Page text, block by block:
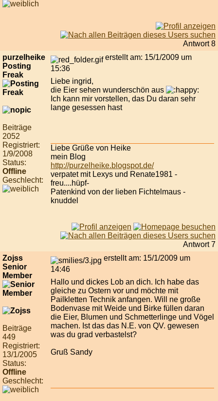
Antwort 8
purzelheike
Posting
Freak
Beiträge
2052
Registriert:
1/9/2008
Status:
Offline
Geschlecht:
erstellt am: 15/1/2009 um
15:36
Liebe ingrid,
die Eier sehen wunderschön aus
Ich kann mir vorstellen, das Du daran sehr
lange gesessen hast
Liebe Grüße von Heike
mein Blog
http://purzelheike.blogspot.de/
verpatet mit Lexys und Renate1981 -
freu....hüpf-
Patenkind von der lieben Fichtelmaus -
knuddel
Antwort 7
Zojss
Senior
Member
Beiträge
449
Registriert:
13/1/2005
Status:
Offline
Geschlecht:
erstellt am: 15/1/2009 um
14:46
Hallo und dickes Lob an dich. Ich habe das
gleiche zu Ostern vor und möchte mit
Pailkletten Technik anfangen. Will ne große
Bodenvase mit Weide und Birke füllen daran
die Eier, Blumen und Schmetterlinge und Vögel
machen. Ist das das N.E. von QV. gewesen
was du grad verbastelst?
Gruß Sandy